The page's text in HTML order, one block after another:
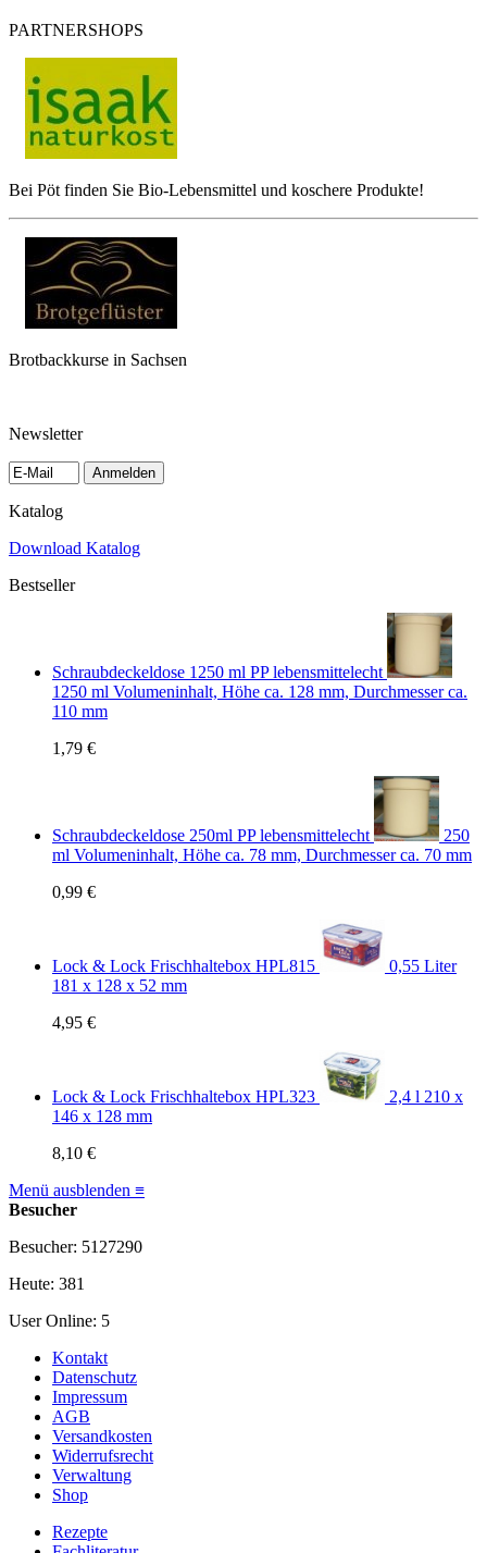
PARTNERSHOPS
Bei Pöt finden Sie Bio-Lebensmittel und koschere Produkte!
Brotbackkurse in Sachsen
Newsletter
Anmelden
Katalog
Download Katalog
Bestseller
Schraubdeckeldose 1250 ml PP lebensmittelecht
1250 ml Volumeninhalt, Höhe ca. 128 mm, Durchmesser ca.
110 mm
1,79 €
Schraubdeckeldose 250ml PP lebensmittelecht
250
ml Volumeninhalt, Höhe ca. 78 mm, Durchmesser ca. 70 mm
0,99 €
Lock & Lock Frischhaltebox HPL815
0,55 Liter
181 x 128 x 52 mm
4,95 €
Lock & Lock Frischhaltebox HPL323
2,4 l 210 x
146 x 128 mm
8,10 €
Menü ausblenden ≡
Besucher
Besucher: 5127290
Heute: 381
User Online: 5
Kontakt
Datenschutz
Impressum
AGB
Versandkosten
Widerrufsrecht
Verwaltung
Shop
Rezepte